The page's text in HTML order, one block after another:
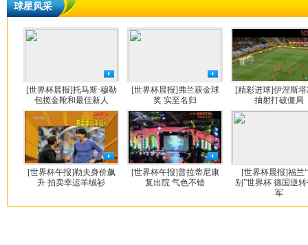
球星风采
[世界杯晨报]托马斯·穆勒
包揽金靴和最佳新人
[世界杯晨报]弗兰获金球
奖 实至名归
[精彩进球]伊涅斯塔
抽射打破僵局
[世界杯午报]勒夫身价飙
升 拍卖幸运羊绒衫
[世界杯午报]普拉蒂尼康
复出院 气色不错
[世界杯晨报]福兰
别”世界杯 德国逆
军